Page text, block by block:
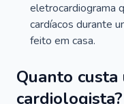
eletrocardiograma
cardíacos durante
feito em casa.
Quanto
cardiologista?